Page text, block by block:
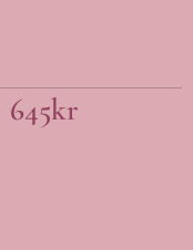
645kr